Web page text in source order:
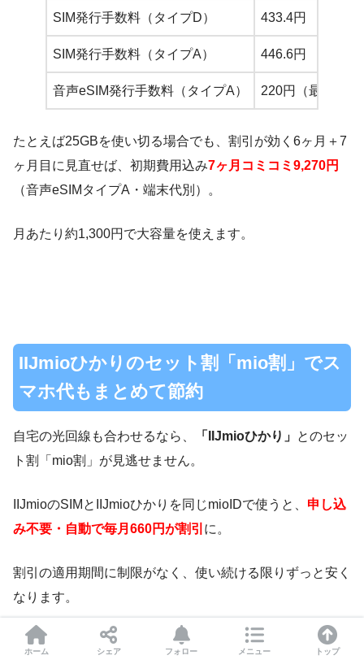
SIM発行手数料（タイプD） 433.4円
SIM発行手数料（タイプA） 446.6円
音声eSIM発行手数料（タイプA） 220円（最安）
たとえば25GBを使い切る場合でも、割引が効く6ヶ月＋7
ヶ月目に見直せば、初期費用込み7ヶ月コミコミ9,270円
（音声eSIMタイプA・端末代別）。
月あたり約1,300円で大容量を使えます。
IIJmioひかりのセット割「mio割」でス
マホ代もまとめて節約
自宅の光回線も合わせるなら、 「IIJmioひかり」 とのセッ
ト割「mio割」が見逃せません。
IIJmioのSIMとIIJmioひかりを同じmioIDで使うと、 申し込
み不要・自動で毎月660円が割引 に。
割引の適用期間に制限がなく、使い続ける限りずっと安く
なります。
ホーム シェア フォロー メニュー トップ